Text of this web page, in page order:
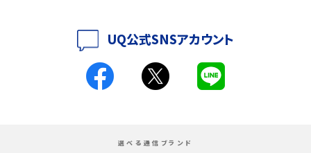
スマホが高い理由は？購入費用を抑える方法や端末を選ぶ時の注意点を解説！
UQ公式SNSアカウント
選べる通信ブランド